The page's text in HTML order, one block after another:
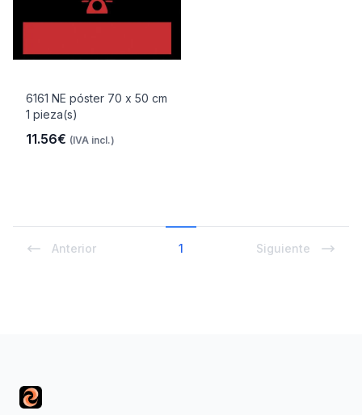
6161 NE póster 70 x 50 cm
1 pieza(s)
11.56€ (IVA incl.)
Anterior 1 Siguiente